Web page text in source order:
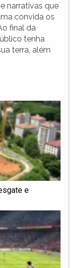
narrativas que
convida os
final da
tenha
terra, além
e